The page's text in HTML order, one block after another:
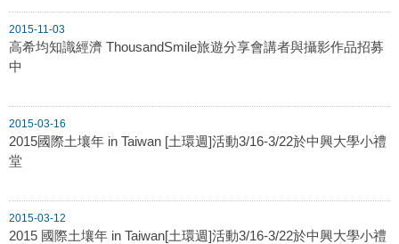
2015-11-03
高希均知識經濟 ThousandSmile旅遊分享會講者與攝影作品招募
中
2015-03-16
2015國際土壤年 in Taiwan [土環週]活動3/16-3/22於中興大學小禮
堂
2015-03-12
2015 國際土壤年 in Taiwan[土環週]活動3/16-3/22於中興大學小禮